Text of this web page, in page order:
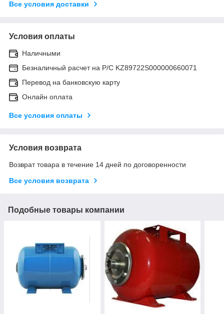
Все условия доставки
Условия оплаты
Наличными
Безналичный расчет на Р/С KZ89722S000000660071
Перевод на банковскую карту
Онлайн оплата
Все условия оплаты
Условия возврата
Возврат товара в течение 14 дней по договоренности
Все условия возврата
Подобные товары компании